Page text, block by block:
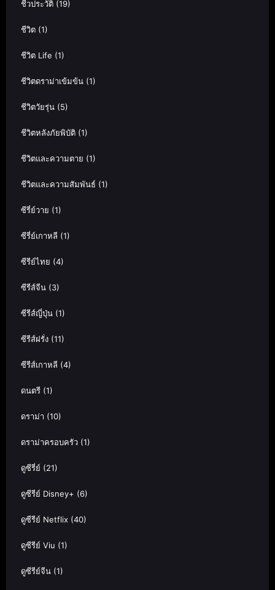
ชีวประวัติ (19)
ชีวิต (1)
ชีวิต Life (1)
ชีวิตดราม่าเข้มข้น (1)
ชีวิตวัยรุ่น (5)
ชีวิตหลังภัยพิบัติ (1)
ชีวิตและความตาย (1)
ชีวิตและความสัมพันธ์ (1)
ซีรี่ย์วาย (1)
ซีรี่ย์เกาหลี (1)
ซีรีย์ไทย (4)
ซีรีส์จีน (3)
ซีรีส์ญี่ปุ่น (1)
ซีรีส์ฝรั่ง (11)
ซีรีส์เกาหลี (4)
ดนตรี (1)
ดราม่า (10)
ดราม่าครอบครัว (1)
ดูซีรี่ย์ (21)
ดูซีรีย์ Disney+ (6)
ดูซีรีย์ Netflix (40)
ดูซีรีย์ Viu (1)
ดูซีรีย์จีน (1)